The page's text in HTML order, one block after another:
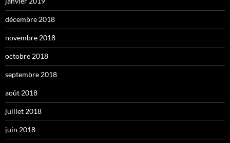
décembre 2018
novembre 2018
octobre 2018
septembre 2018
août 2018
juillet 2018
juin 2018